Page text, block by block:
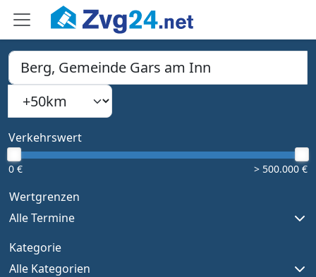
PLZ, Ort oder Bundesland
Type 1 or more characters for results.
Suchradius
Verkehrswert
0 € > 500.000 €
Wertgrenzen
Alle Termine
Kategorie
Alle Kategorien